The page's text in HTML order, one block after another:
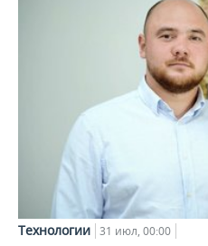
Технологии 31 июл, 00:00